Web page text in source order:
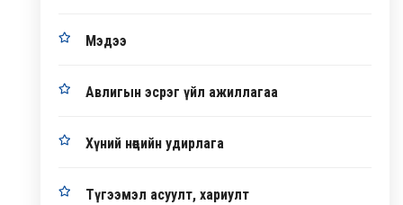
Мэдээ
Авлигын эсрэг үйл ажиллагаа
Хүний нөөцийн удирлага
Түгээмэл асуулт, хариулт